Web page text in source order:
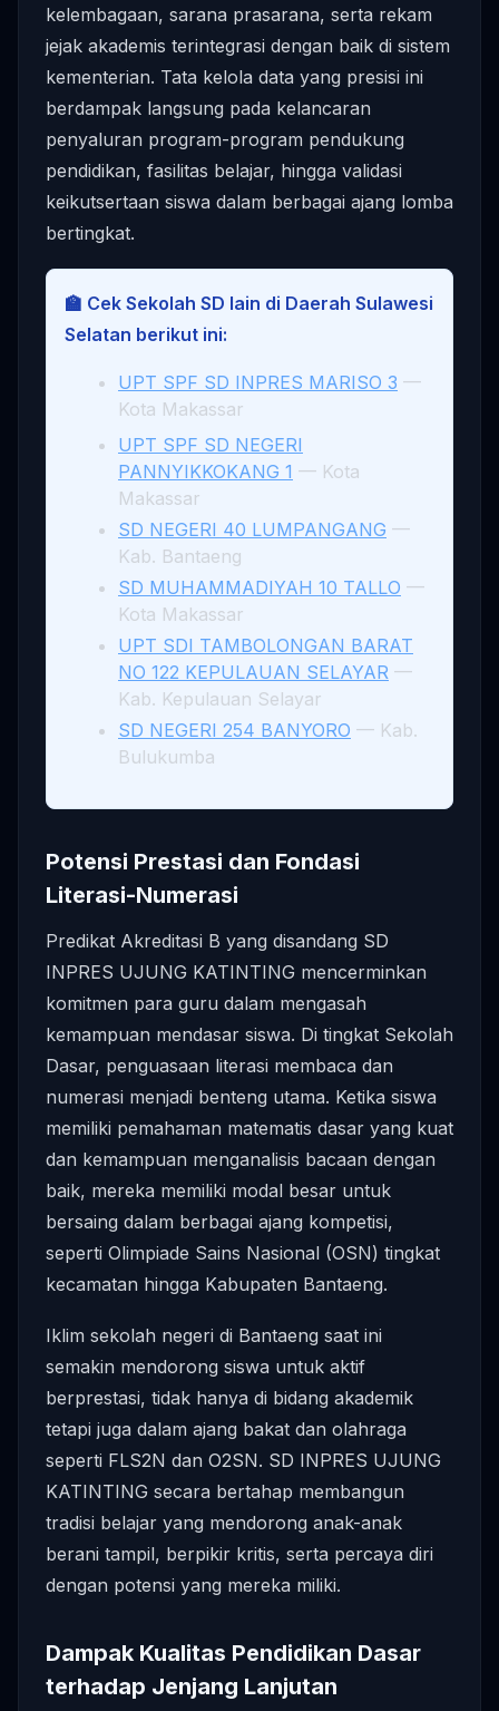
kelembagaan, sarana prasarana, serta rekam
jejak akademis terintegrasi dengan baik di sistem
kementerian. Tata kelola data yang presisi ini
berdampak langsung pada kelancaran
penyaluran program-program pendukung
pendidikan, fasilitas belajar, hingga validasi
keikutsertaan siswa dalam berbagai ajang lomba
bertingkat.
🏫 Cek Sekolah SD lain di Daerah Sulawesi
Selatan berikut ini:
UPT SPF SD INPRES MARISO 3 —
Kota Makassar
UPT SPF SD NEGERI
PANNYIKKOKANG 1 — Kota
Makassar
SD NEGERI 40 LUMPANGANG —
Kab. Bantaeng
SD MUHAMMADIYAH 10 TALLO —
Kota Makassar
UPT SDI TAMBOLONGAN BARAT
NO 122 KEPULAUAN SELAYAR —
Kab. Kepulauan Selayar
SD NEGERI 254 BANYORO — Kab.
Bulukumba
Potensi Prestasi dan Fondasi
Literasi-Numerasi
Predikat Akreditasi B yang disandang SD
INPRES UJUNG KATINTING mencerminkan
komitmen para guru dalam mengasah
kemampuan mendasar siswa. Di tingkat Sekolah
Dasar, penguasaan literasi membaca dan
numerasi menjadi benteng utama. Ketika siswa
memiliki pemahaman matematis dasar yang kuat
dan kemampuan menganalisis bacaan dengan
baik, mereka memiliki modal besar untuk
bersaing dalam berbagai ajang kompetisi,
seperti Olimpiade Sains Nasional (OSN) tingkat
kecamatan hingga Kabupaten Bantaeng.
Iklim sekolah negeri di Bantaeng saat ini
semakin mendorong siswa untuk aktif
berprestasi, tidak hanya di bidang akademik
tetapi juga dalam ajang bakat dan olahraga
seperti FLS2N dan O2SN. SD INPRES UJUNG
KATINTING secara bertahap membangun
tradisi belajar yang mendorong anak-anak
berani tampil, berpikir kritis, serta percaya diri
dengan potensi yang mereka miliki.
Dampak Kualitas Pendidikan Dasar
terhadap Jenjang Lanjutan